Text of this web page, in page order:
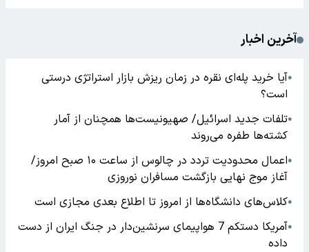
آخرین اخبار
●آیا خرید پله‌ای نقره در زمان ریزش بازار استراتژی درستی
است؟
●تلفات جدید اسرائیل/ صهیونیست‌ها همچنان از آمار
کشته‌ها طفره می‌روند
●
اعمال محدودیت تردد در چالوس از ساعت ۱۰ صبح امروز/
آغاز موج نهایی بازگشت مسافران نوروزی
●کلاس‌های دانشگاه‌ها از امروز تا اطلاع بعدی مجازی است
●
آمریکا دستکم 7 هواپیمای سرنشین‌دار در جنگ ایران از دست
داده